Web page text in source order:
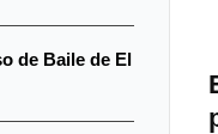
de Baile de El